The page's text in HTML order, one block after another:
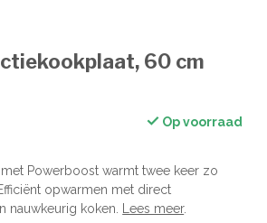
60 cm
Op voorraad
Powerboost warmt twee keer zo
opwarmen met direct
nauwkeurig koken.
Lees meer.